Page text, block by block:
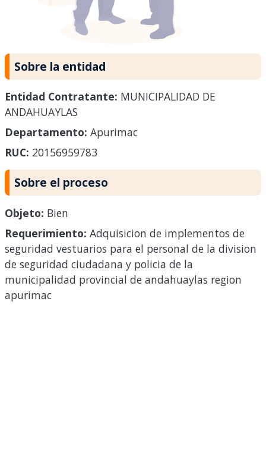
Sobre la entidad
Entidad Contratante: MUNICIPALIDAD DE
ANDAHUAYLAS
Departamento: Apurimac
RUC: 20156959783
Sobre el proceso
Objeto: Bien
Requerimiento: Adquisicion de implementos de
seguridad vestuarios para el personal de la division
de seguridad ciudadana y policia de la
municipalidad provincial de andahuaylas region
apurimac